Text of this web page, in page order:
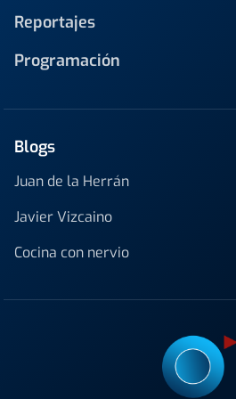
Reportajes
Programación
Blogs
Juan de la Herrán
Javier Vizcaino
Cocina con nervio